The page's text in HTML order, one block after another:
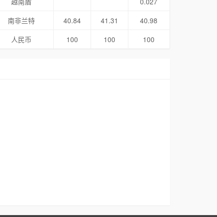
南非兰特
40.84 41.31
40.98
人民币
100 100 100